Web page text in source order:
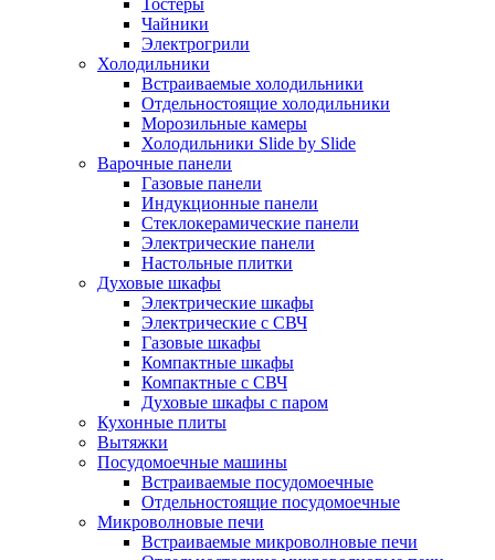
Тостеры
Чайники
Электрогрили
Холодильники
Встраиваемые холодильники
Отдельностоящие холодильники
Морозильные камеры
Холодильники Slide by Slide
Варочные панели
Газовые панели
Индукционные панели
Стеклокерамические панели
Электрические панели
Настольные плитки
Духовые шкафы
Электрические шкафы
Электрические с СВЧ
Газовые шкафы
Компактные шкафы
Компактные с СВЧ
Духовые шкафы с паром
Кухонные плиты
Вытяжки
Посудомоечные машины
Встраиваемые посудомоечные
Отдельностоящие посудомоечные
Микроволновые печи
Встраиваемые микроволновые печи